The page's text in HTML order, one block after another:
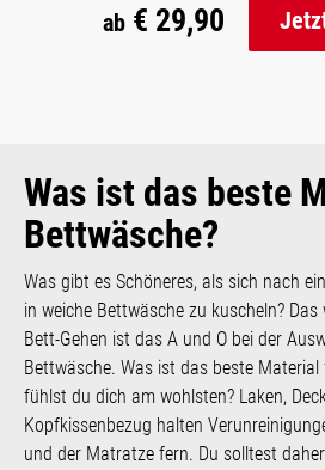
ab € 29,90
Was ist das beste
Bettwäsche?
Was gibt es Schöneres, als sich nach
in weiche Bettwäsche zu kuscheln?
Bett-Gehen ist das A und O bei der
Bettwäsche. Was ist das beste
fühlst du dich am wohlsten? Laken,
Kopfkissenbezug halten
und der Matratze fern. Du solltest